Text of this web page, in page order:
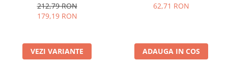
212,79 RON
179,19 RON
VEZI VARIANTE
62,71 RON
ADAUGA IN COS